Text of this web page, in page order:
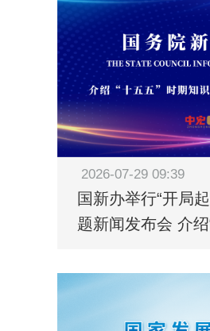
2026-07-29 09:39
国新办举行“开局
题新闻发布会 介